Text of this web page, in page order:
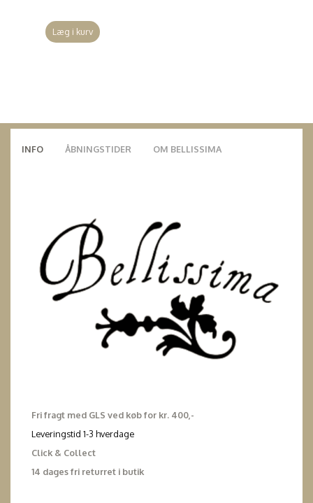
Læg i kurv
INFO ÅBNINGSTIDER OM BELLISSIMA
Fri fragt med GLS ved køb for kr. 400,-
Leveringstid 1-3 hverdage
Click & Collect
14 dages fri returret i butik